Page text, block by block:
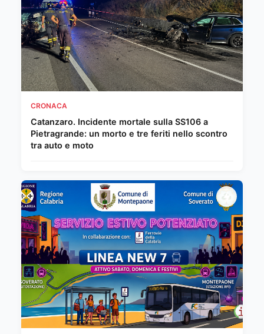
CRONACA
Catanzaro. Incidente mortale sulla SS106 a
Pietragrande: un morto e tre feriti nello scontro
tra auto e moto